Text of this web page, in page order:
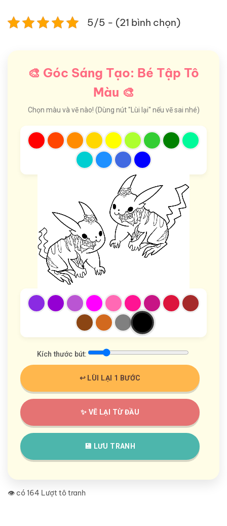
5/5 - (21 bình chọn)
🎨 Góc Sáng Tạo: Bé Tập Tô
Màu 🎨
Chọn màu và vẽ nào! (Dùng nút "Lùi lại" nếu vẽ sai nhé)
Kích thước bút:
↩️ LÙI LẠI 1 BƯỚC
✨ VẼ LẠI TỪ ĐẦU
💾 LƯU TRANH
👁️ có 164 Lượt tô tranh